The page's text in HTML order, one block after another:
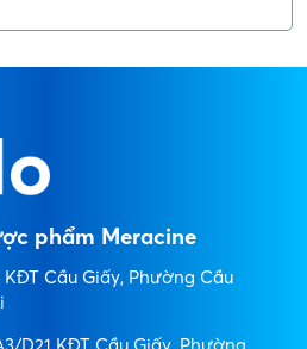
phẩm Meracine
Cầu Giấy, Phường Cầu